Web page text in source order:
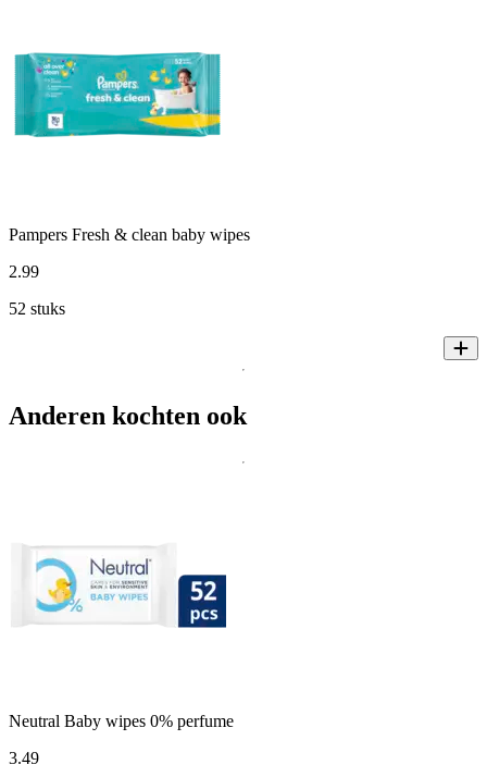
Pampers Fresh & clean baby wipes
2.99
52 stuks
Anderen kochten ook
Neutral Baby wipes 0% perfume
3.49